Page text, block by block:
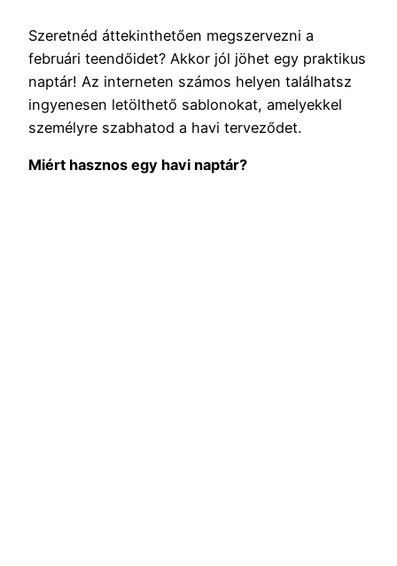
Szeretnéd áttekinthetően megszervezni a
februári teendőidet? Akkor jól jöhet egy praktikus
naptár! Az interneten számos helyen találhatsz
ingyenesen letölthető sablonokat, amelyekkel
személyre szabhatod a havi terveződet.
Miért hasznos egy havi naptár?